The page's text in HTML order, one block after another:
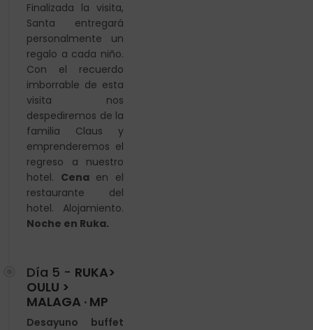
Finalizada la visita,
Santa entregará
personalmente un
regalo a cada niño.
Con el recuerdo
imborrable de esta
visita nos
despediremos de la
familia Claus y
emprenderemos el
regreso a nuestro
hotel. Cena en el
restaurante del
hotel. Alojamiento.
Noche en Ruka.
Día 5 - RUKA>
OULU >
MALAGA · MP
Desayuno buffet